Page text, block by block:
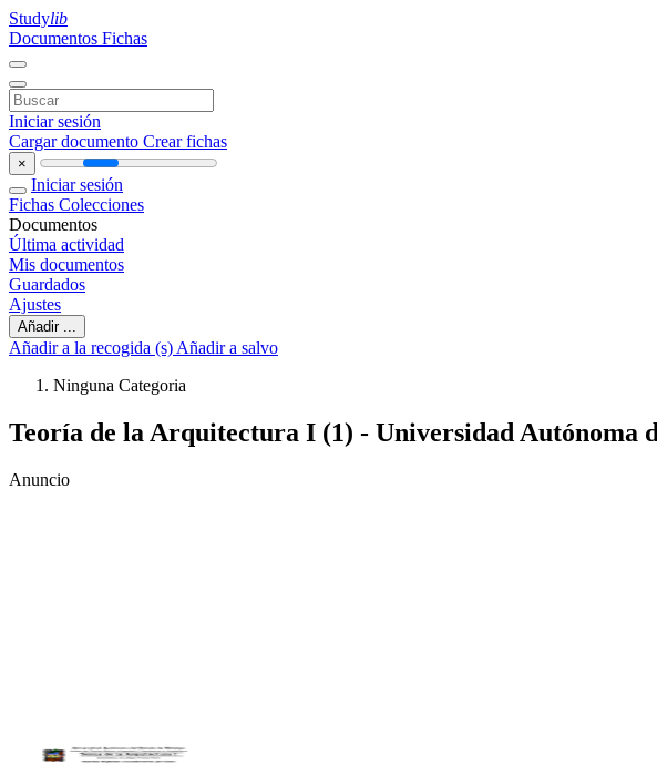
Studylib
Documentos Fichas
Iniciar sesión
Cargar documento Crear fichas
×
Iniciar sesión
Fichas Colecciones
Documentos
Última actividad
Mis documentos
Guardados
Ajustes
Añadir ...
Añadir a la recogida (s) Añadir a salvo
Ninguna Categoria
Teoría de la Arquitectura I (1) - Universidad Autónoma
Anuncio